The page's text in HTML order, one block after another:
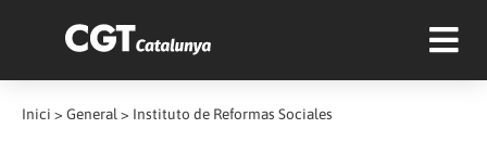
Inici > General > Instituto de Reformas Sociales